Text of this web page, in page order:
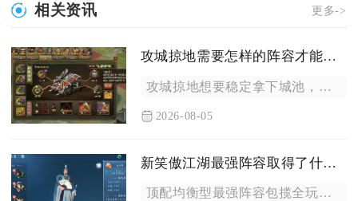
相关资讯 更多->
攻城掠地需要怎样的阵容才能取得胜利
攻城掠地想要稳定拿下城池，成熟阵容必须构建“前排承伤、战法反...
2026-08-05
新笑傲江湖最强阵容取得了什么成就
顶配均衡型最强阵容包揽全玩法梯度榜首，既能拿下沧溟演武赛季总...